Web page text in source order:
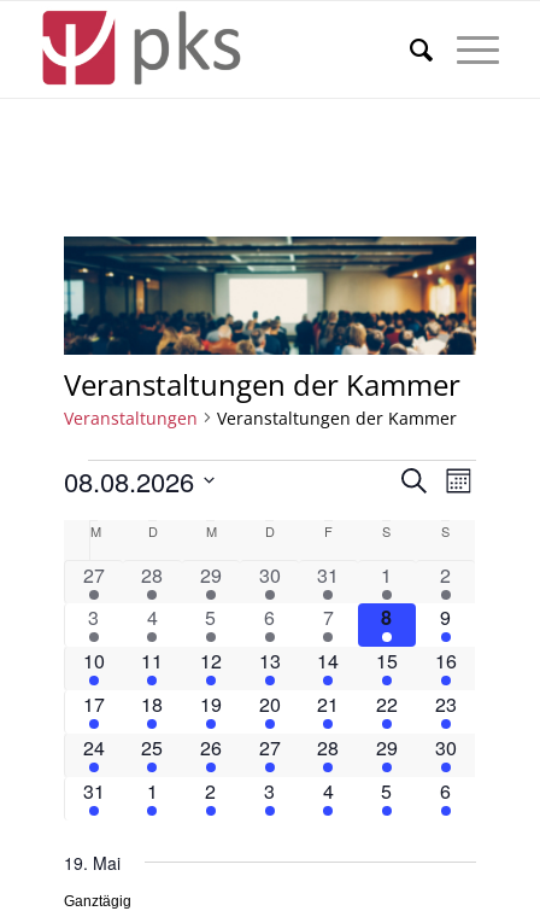
Veranstaltungen der Kammer
Veranstaltungen Veranstaltungen der Kammer
Veranstaltungen
Suche
und
SucheMonat
08.08.2026
wählen.
Kalender
von
Veranstaltungen
MMontag DDienstagM MittwochD Donnerstag
FFreitag S SamstagS
1
Veranstaltung
27
1
Veranstaltung
28
1
Veranstaltung
29
1
Veranstaltung
30
1
Veranstaltung
31
1
Veranstaltung
1
1
2
1
Veranstaltung
3
1
Veranstaltung
4
1
Veranstaltung
5
1
Veranstaltung
6
1
Veranstaltung
7
1
Veranstaltung
8
1
9
1
Veranstaltung
10
1
Veranstaltung
11
1
Veranstaltung
12
1
Veranstaltung
13
1
Veranstaltung
14
1
Veranstaltung
15
1
16
1
Veranstaltung
17
1
Veranstaltung
18
1
Veranstaltung
19
1
Veranstaltung
20
1
Veranstaltung
21
1
Veranstaltung
22
1
23
1
Veranstaltung
24
1
Veranstaltung
25
1
Veranstaltung
26
1
Veranstaltung
27
1
Veranstaltung
28
1
Veranstaltung
29
1
30
1
Veranstaltung
31
1
Veranstaltung
1
1
Veranstaltung
2
1
Veranstaltung
3
1
Veranstaltung
4
1
Veranstaltung
5
1
6
19. Mai
Ganztägig